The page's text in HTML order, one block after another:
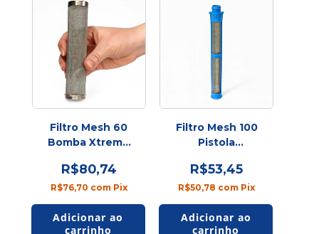
Filtro Mesh 60
Bomba Xtreme
R$80,74
R$76,70 com Pix
Filtro Mesh 100
Pistola
R$53,45
R$50,78 com Pix